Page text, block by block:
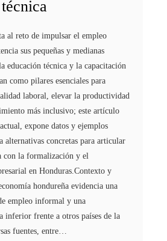
al reto de impulsar el empleo
sus pequeñas y medianas
educación técnica y la capacitación
como pilares esenciales para
laboral, elevar la productividad
más inclusivo; este artículo
expone datos y ejemplos
alternativas concretas para articular
con la formalización y el
en Honduras.Contexto y
hondureña evidencia una
empleo informal y una
inferior frente a otros países de la
fuentes, entre…